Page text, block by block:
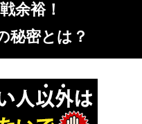
余裕！
秘密とは？